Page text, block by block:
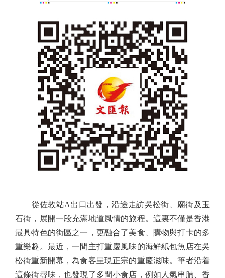
從佐敦站A出口出發，沿途走訪吳松街、廟街及玉
石街，展開一段充滿地道風情的旅程。這裏不僅是香港
最具特色的街區之一，更融合了美食、購物與打卡的多
重樂趣。最近，一間主打重慶風味的海鮮紙包魚店在吳
松街重新開幕，為食客呈現正宗的重慶滋味。筆者沿着
這條街尋味，也發現了多間小食店，例如人氣串腩、香